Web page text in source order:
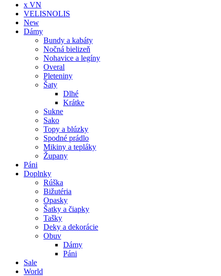
x VN
VELISNOLIS
New
Dámy
Bundy a kabáty
Nočná bielizeň
Nohavice a legíny
Overal
Pleteniny
Šaty
Dlhé
Krátke
Sukne
Sako
Topy a blúzky
Spodné prádlo
Mikiny a tepláky
Župany
Páni
Doplnky
Rúška
Bižutéria
Opasky
Šatky a čiapky
Tašky
Deky a dekorácie
Obuv
Dámy
Páni
Sale
World